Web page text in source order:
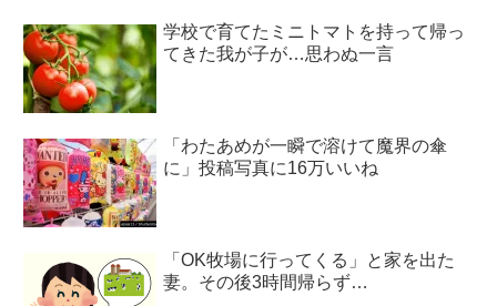
学校で育てたミニトマトを持って帰っ
てきた我が子が…思わぬ一言
「わたあめが一瞬で溶けて魔界の傘
に」投稿写真に16万いいね
「OK牧場に行ってくる」と家を出た
妻。その後3時間帰らず…